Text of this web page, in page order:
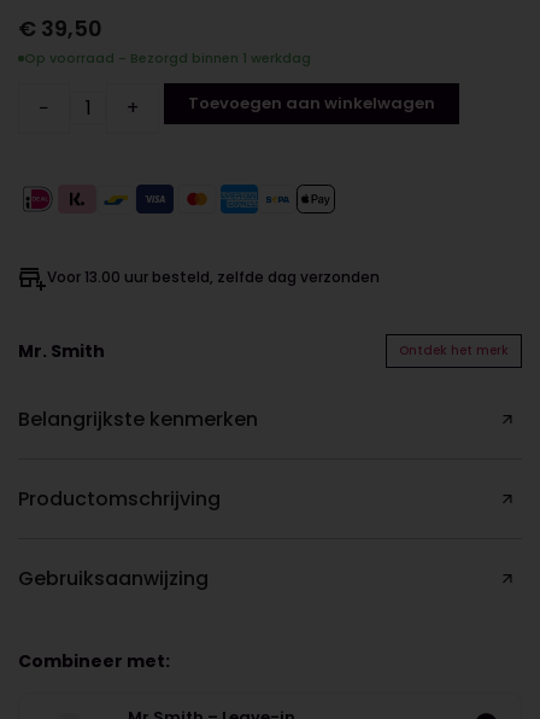
€ 39,50
Op voorraad - Bezorgd binnen 1 werkdag
− + Toevoegen aan winkelwagen
Voor 13.00 uur besteld, zelfde dag verzonden
Mr. Smith Ontdek het merk
Belangrijkste kenmerken
Productomschrijving
Gebruiksaanwijzing
Combineer met: